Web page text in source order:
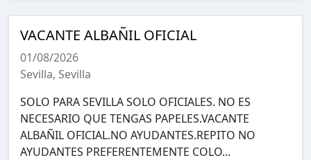
VACANTE ALBAÑIL OFICIAL
01/08/2026
Sevilla, Sevilla
SOLO PARA SEVILLA SOLO OFICIALES. NO ES
NECESARIO QUE TENGAS PAPELES.VACANTE
ALBAÑIL OFICIAL.NO AYUDANTES.REPITO NO
AYUDANTES PREFERENTEMENTE COLO...